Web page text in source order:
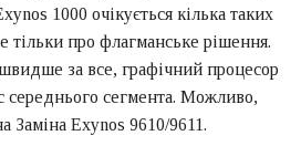
1000 очікується кілька таких
тільки про флагманське рішення.
за все, графічний процесор
середнього сегмента. Можливо,
Заміна Exynos 9610/9611.